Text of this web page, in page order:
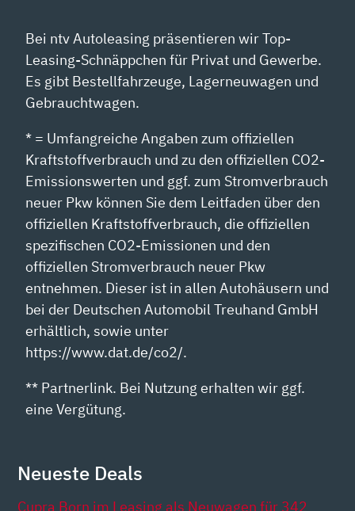
Bei ntv Autoleasing präsentieren wir Top-
Leasing-Schnäppchen für Privat und Gewerbe.
Es gibt Bestellfahrzeuge, Lagerneuwagen und
Gebrauchtwagen.
* = Umfangreiche Angaben zum offiziellen
Kraftstoffverbrauch und zu den offiziellen CO2-
Emissionswerten und ggf. zum Stromverbrauch
neuer Pkw können Sie dem Leitfaden über den
offiziellen Kraftstoffverbrauch, die offiziellen
spezifischen CO2-Emissionen und den
offiziellen Stromverbrauch neuer Pkw
entnehmen. Dieser ist in allen Autohäusern und
bei der Deutschen Automobil Treuhand GmbH
erhältlich, sowie unter
https://www.dat.de/co2/.
** Partnerlink. Bei Nutzung erhalten wir ggf.
eine Vergütung.
Neueste Deals
Cupra Born im Leasing als Neuwagen für 342